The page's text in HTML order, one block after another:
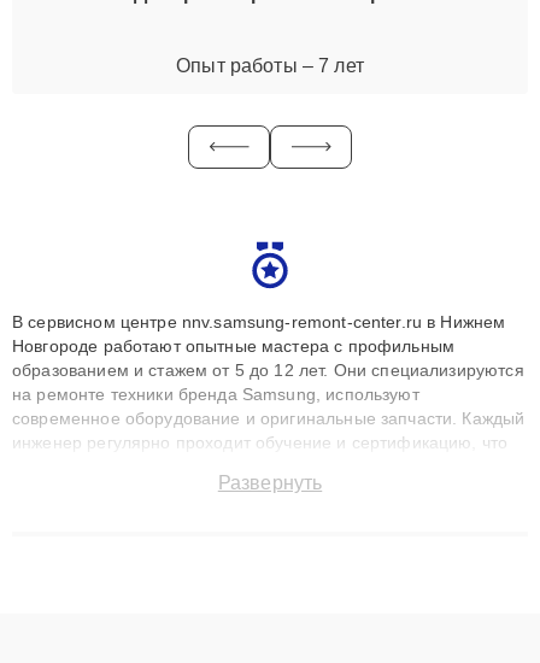
Опыт работы – 7 лет
В сервисном центре nnv.samsung-remont-center.ru в Нижнем
Новгороде работают опытные мастера с профильным
образованием и стажем от 5 до 12 лет. Они специализируются
на ремонте техники бренда Samsung, используют
современное оборудование и оригинальные запчасти. Каждый
инженер регулярно проходит обучение и сертификацию, что
восстанавливать технику с сохранением гарантии до 3 лет.
Развернуть